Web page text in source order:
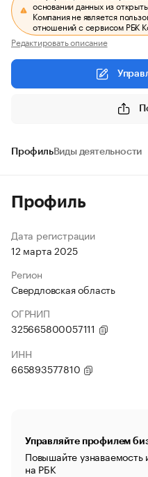
основании данных из
Компания не является
отношений с сервисом РБК
Редактировать описание
ПрофильВиды деятельности
Профиль
Дата регистрации
12 марта 2025
Регион
Свердловская область
ОГРНИП
325665800057111
ИНН
665893577810
Управляйте профилем
Повышайте узнаваемость
на РБК